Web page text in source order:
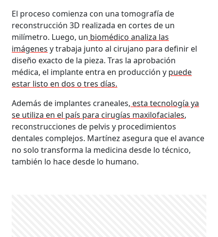
El proceso comienza con una tomografía de
reconstrucción 3D realizada en cortes de un
milímetro. Luego, un biomédico analiza las
imágenes y trabaja junto al cirujano para definir el
diseño exacto de la pieza. Tras la aprobación
médica, el implante entra en producción y puede
estar listo en dos o tres días.
Además de implantes craneales, esta tecnología ya
se utiliza en el país para cirugías maxilofaciales,
reconstrucciones de pelvis y procedimientos
dentales complejos. Martínez asegura que el avance
no solo transforma la medicina desde lo técnico,
también lo hace desde lo humano.